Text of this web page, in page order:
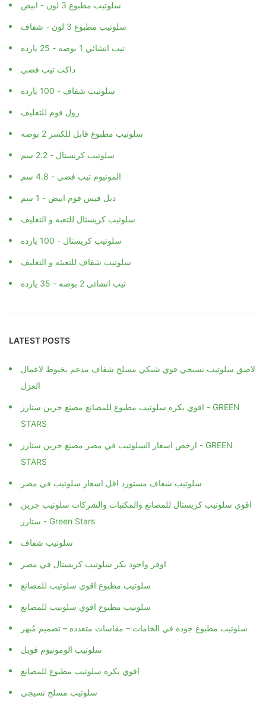
سلوتيب مطبوع 3 لون - ابيض
سلوتيب مطبوع 3 لون - شفاف
تيب انشائي 1 بوصه - 25 يارده
داكت تيب فضي
سلوتيب شفاف - 100 يارده
رول فوم للتغليف
سلوتيب مطبوع قابل للكسر 2 بوصه
سلوتيب كريستال - 2.2 سم
المونيوم تيب فضي - 4.8 سم
دبل فيس فوم ابيض - 1 سم
سلوتيب كريستال للتعبه و التغليف
سلوتيب كريستال - 100 يارده
سلوتيب شفاف للتعبئه و التغليف
تيب انشائي 2 بوصه - 35 يارده
LATEST POSTS
لاصق سلوتيب نسيجي قوي شبكي مسلح شفاف مدعم بخيوط لاعمال
العزل
اقوي بكره سلوتيب مطبوع للمصانع مصنع جرين ستارز - GREEN
STARS
ارخص اسعار السلوتيب في مصر مصنع جرين ستارز - GREEN
STARS
سلوتيب شفاف مستورد اقل اسعار سلوتيب في مصر
اقوي سلوتيب كريستال للمصانع والمكتبات والشركات سلوتيب جرين
ستارز - Green Stars
سلوتيب شفاف
اوفر واجود بكر سلوتيب كريستال في مصر
سلوتيب مطبوع اقوي سلوتيب للمصانع
سلوتيب مطبوع اقوي سلوتيب للمصانع
سلوتيب مطبوع جوده في الخامات – مقاسات متعدده – تصميم مُبهر
سلوتيب الومونيوم فويل
اقوي بكره سلوتيب مطبوع للمصانع
سلوتيب مسلح نسيجي